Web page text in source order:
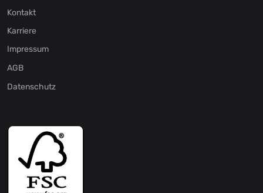
Kontakt
Karriere
Impressum
AGB
Datenschutz